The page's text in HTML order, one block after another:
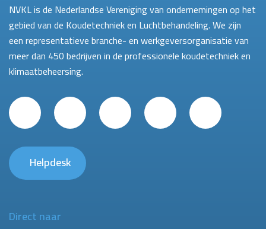
NVKL is de Nederlandse Vereniging van ondernemingen op het
gebied van de Koudetechniek en Luchtbehandeling. We zijn
een representatieve branche- en werkgeversorganisatie van
meer dan 450 bedrijven in de professionele koudetechniek en
klimaatbeheersing.
Helpdesk
Direct naar